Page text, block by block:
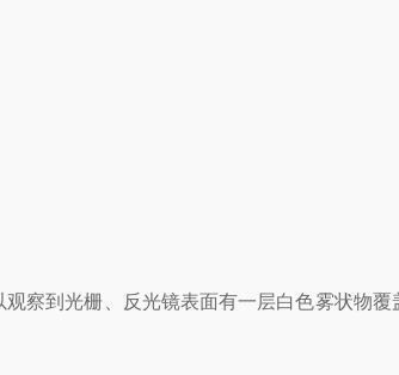
察到光栅、反光镜表面有一层白色雾状物